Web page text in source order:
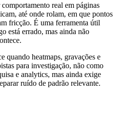
real em páginas
até onde rolam, em que pontos
fricção. É uma ferramenta útil
está errado, mas ainda não
quando heatmaps, gravações e
para investigação, não como
e analytics, mas ainda exige
ruído de padrão relevante.